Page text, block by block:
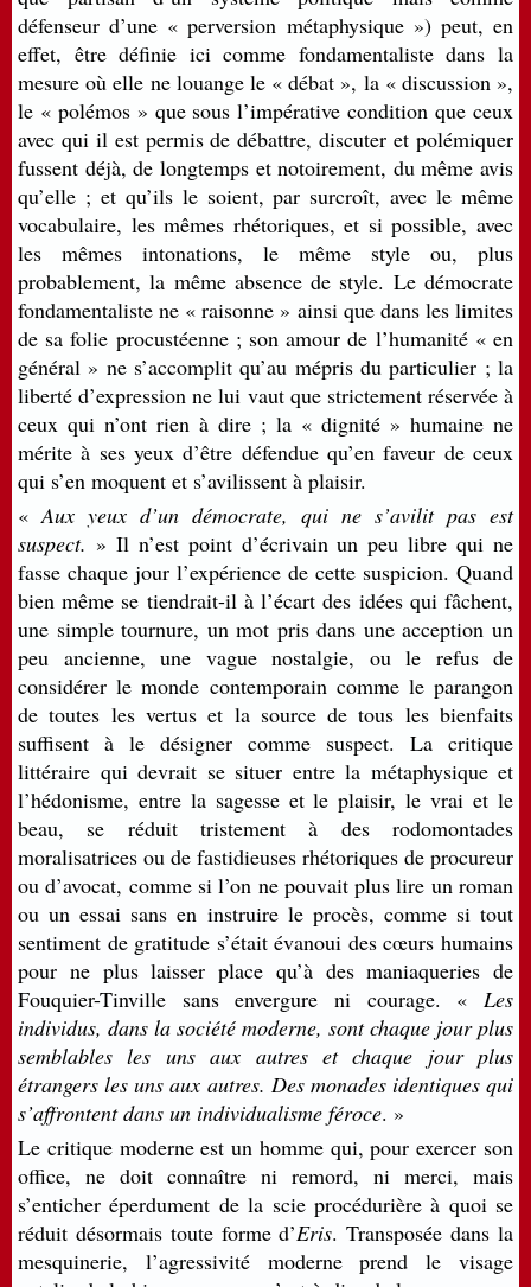
défenseur d’une « perversion métaphysique ») peut, en
effet, être définie ici comme fondamentaliste dans la
mesure où elle ne louange le « débat », la « discussion »,
le « polémos » que sous l’impérative condition que ceux
avec qui il est permis de débattre, discuter et polémiquer
fussent déjà, de longtemps et notoirement, du même avis
qu’elle ; et qu’ils le soient, par surcroît, avec le même
vocabulaire, les mêmes rhétoriques, et si possible, avec
les mêmes intonations, le même style ou, plus
probablement, la même absence de style. Le démocrate
fondamentaliste ne « raisonne » ainsi que dans les limites
de sa folie procustéenne ; son amour de l’humanité « en
général » ne s’accomplit qu’au mépris du particulier ; la
liberté d’expression ne lui vaut que strictement réservée à
ceux qui n’ont rien à dire ; la « dignité » humaine ne
mérite à ses yeux d’être défendue qu’en faveur de ceux
qui s’en moquent et s’avilissent à plaisir.
«Aux yeux d’un démocrate, qui ne s’avilit pas est
suspect. » Il n’est point d’écrivain un peu libre qui ne
fasse chaque jour l’expérience de cette suspicion. Quand
bien même se tiendrait-il à l’écart des idées qui fâchent,
une simple tournure, un mot pris dans une acception un
peu ancienne, une vague nostalgie, ou le refus de
considérer le monde contemporain comme le parangon
de toutes les vertus et la source de tous les bienfaits
suffisent à le désigner comme suspect. La critique
littéraire qui devrait se situer entre la métaphysique et
l’hédonisme, entre la sagesse et le plaisir, le vrai et le
beau, se réduit tristement à des rodomontades
moralisatrices ou de fastidieuses rhétoriques de procureur
ou d’avocat, comme si l’on ne pouvait plus lire un roman
ou un essai sans en instruire le procès, comme si tout
sentiment de gratitude s’était évanoui des cœurs humains
pour ne plus laisser place qu’à des maniaqueries de
Fouquier-Tinville sans envergure ni courage. « Les
individus, dans la société moderne, sont chaque jour plus
semblables les uns aux autres et chaque jour plus
étrangers les uns aux autres. Des monades identiques qui
s’affrontent dans un individualisme féroce. »
Le critique moderne est un homme qui, pour exercer son
office, ne doit connaître ni remord, ni merci, mais
s’enticher éperdument de la scie procédurière à quoi se
réduit désormais toute forme d’Eris. Transposée dans la
mesquinerie, l’agressivité moderne prend le visage